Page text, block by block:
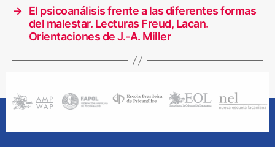
→ El psicoanálisis frente a las diferentes formas
del malestar. Lecturas Freud, Lacan.
Orientaciones de J.-A. Miller